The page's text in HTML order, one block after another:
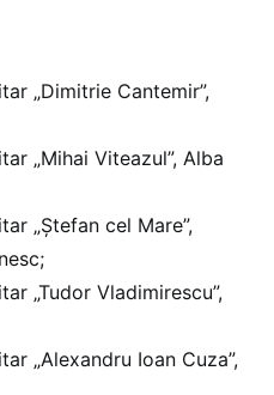
„Dimitrie Cantemir”,
„Mihai Viteazul”, Alba
„Ștefan cel Mare”,
„Tudor Vladimirescu”,
„Alexandru Ioan Cuza”,